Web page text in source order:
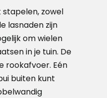
zowel
lasnaden zijn
om wielen
in je tuin. De
rookafvoer. Eén
buiten kunt